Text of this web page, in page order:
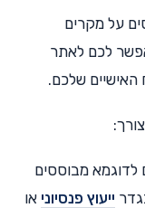
על מקרים
לכם לאתר
האישיים שלכם.
לדוגמא מבוססים
ייעוץ פנסיוני או